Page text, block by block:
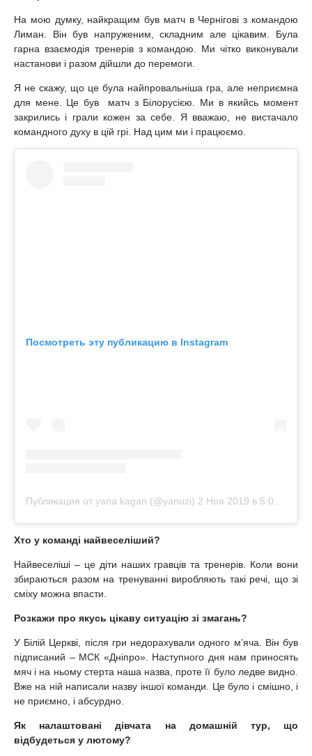
На мою думку, найкращим був матч в Чернігові з командою
Лиман. Він був напруженим, складним але цікавим. Була
гарна взаємодія тренерів з командою. Ми чітко виконували
настанови і разом дійшли до перемоги.
Я не скажу, що це була найпровальніша гра, але неприємна
для мене. Це був матч з Білорусією. Ми в якийсь момент
закрились і грали кожен за себе. Я вважаю, не вистачало
командного духу в цій грі. Над цим ми і працюємо.
Посмотреть эту публикацию в Instagram
Публикация от yana kagan (@yanuzi) 2 Ноя 2019 в 5:07 PDT
Хто у команді найвеселіший?
Найвеселіші – це діти наших гравців та тренерів. Коли вони
збираються разом на тренуванні виробляють такі речі, що зі
сміху можна впасти.
Розкажи про якусь цікаву ситуацію зі змагань?
У Білій Церкві, після гри недорахували одного м’яча. Він був
підписаний – МСК «Дніпро». Наступного дня нам приносять
мяч і на ньому стерта наша назва, проте її було ледве видно.
Вже на ній написали назву іншої команди. Це було і смішно, і
не приємно, і абсурдно.
Як налаштовані дівчата на домашній тур, що
відбудеться у лютому?